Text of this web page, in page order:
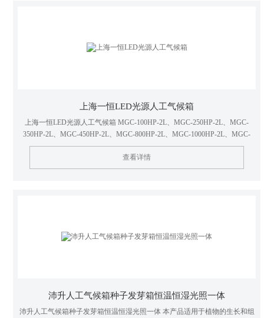
上海一恒LED光源人工气候箱
上海一恒LED光源人工气候箱 MGC-100HP-2L、MGC-250HP-2L、MGC-
350HP-2L、MGC-450HP-2L、MGC-800HP-2L、MGC-1000HP-2L、MGC-
1500HP-2L
查看详情
沛升人工气候箱种子发芽箱恒温恒湿光照一体
沛升人工气候箱种子发芽箱恒温恒湿光照一体 本产品适用于植物的生长和组